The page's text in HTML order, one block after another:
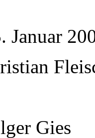
Januar
Gies